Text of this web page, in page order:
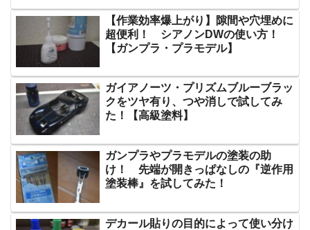
【作業効率爆上がり】隙間や穴埋めに
超便利！ シアノンDWの使い方！
【ガンプラ・プラモデル】
ガイアノーツ・プリズムブルーブラッ
クをツヤ有り、つや消しで試してみ
た！【高級塗料】
ガンプラやプラモデルの塗装の助
け！ 先端が開きっぱなしの『逆作用
塗装棒』を試してみた！
デカール貼りの目的によって使い分け